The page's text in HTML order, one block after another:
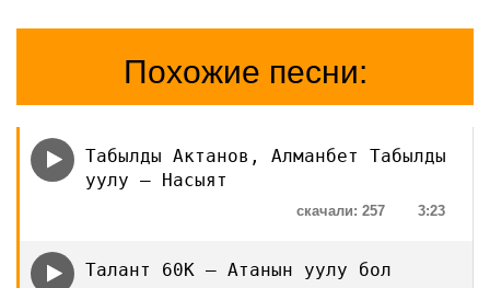
Похожие песни:
Табылды Актанов, Алманбет Табылды
уулу — Насыят
3:23
скачали: 257
Талант 60К — Атанын уулу бол